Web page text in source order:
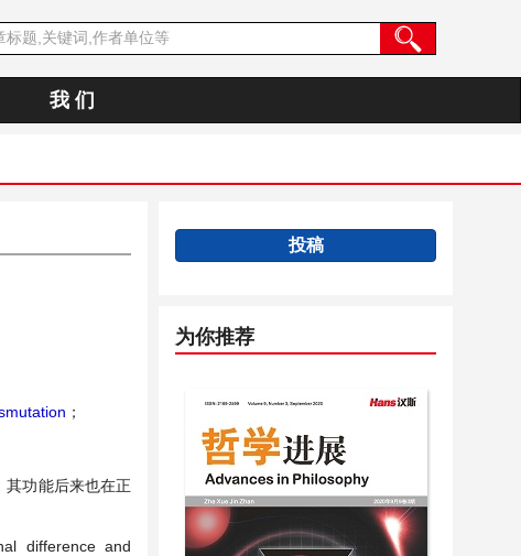
我 们
；
其功能后来也在正
difference and
投稿
为你推荐